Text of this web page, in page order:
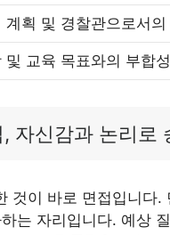
계획 및 경찰관으로서의
및 교육 목표와의 부합
자신감과 논리로
것이 바로 면접입니다
는 자리입니다. 예상